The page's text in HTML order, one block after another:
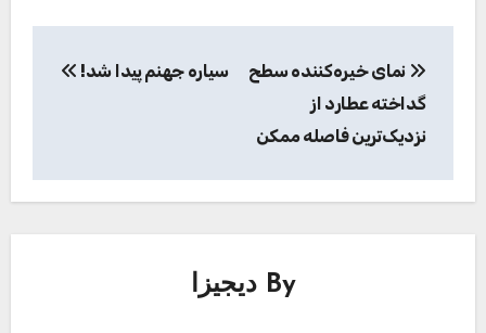
نوشته
نمای خیره‌کننده سطح
گداخته عطارد از
نزدیک‌ترین فاصله ممکن
سیاره جهنم پیدا شد!
By دیجیزا